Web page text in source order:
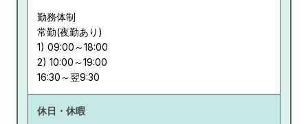
勤務体制
常勤(夜勤あり)
1) 09:00～18:00
2) 10:00～19:00
休日・休暇